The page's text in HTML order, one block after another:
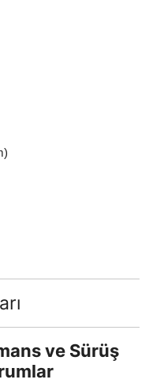
ve Sürüş